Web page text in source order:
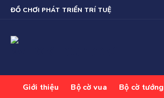
dung
ĐỒ CHƠI PHÁT TRIỂN TRÍ TUỆ
Giới thiệu Bộ cờ vua Bộ cờ tướng